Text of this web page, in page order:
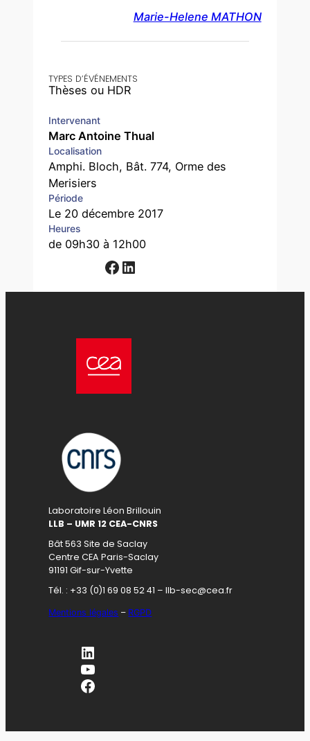
TYPES D’ÉVÉNEMENTS
Thèses ou HDR
Intervenant
Marc Antoine Thual
Localisation
Amphi. Bloch, Bât. 774, Orme des
Merisiers
Période
Le 20 décembre 2017
Heures
de 09h30 à 12h00
Facebook LinkedIn
Marie-Helene MATHON
Laboratoire Léon Brillouin
LLB – UMR 12 CEA-CNRS
Bât 563 Site de Saclay
Centre CEA Paris-Saclay
91191 Gif-sur-Yvette
Tél. : +33 (0)1 69 08 52 41 – llb-sec@cea.fr
Mentions légales – RGPD
LinkedIn
YouTube
Facebook